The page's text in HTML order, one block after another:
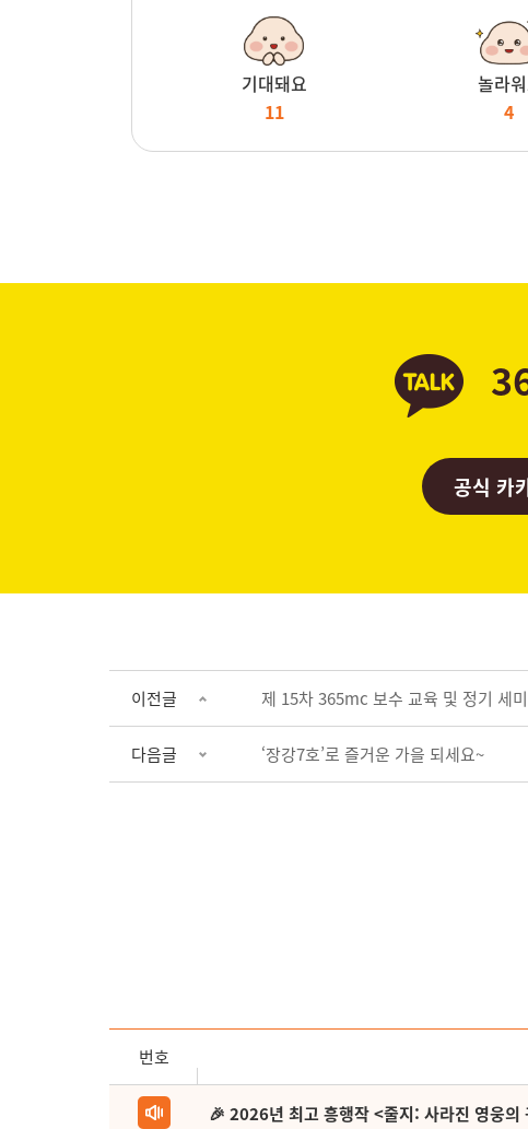
기대돼요
11
놀라
4
공식 카
이전글 제 15차 365mc 보수 교육 및 정기 세
다음글 ‘장강7호’로 즐거운 가을 되세요~
번호
🎉 2026년 최고 흥행작 <줄지: 사라진 영웅